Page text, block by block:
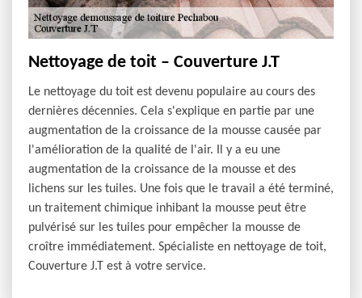
Nettoyage de toit – Couverture J.T
Le nettoyage du toit est devenu populaire au cours des
dernières décennies. Cela s'explique en partie par une
augmentation de la croissance de la mousse causée par
l'amélioration de la qualité de l'air. Il y a eu une
augmentation de la croissance de la mousse et des
lichens sur les tuiles. Une fois que le travail a été terminé,
un traitement chimique inhibant la mousse peut être
pulvérisé sur les tuiles pour empêcher la mousse de
croître immédiatement. Spécialiste en nettoyage de toit,
Couverture J.T est à votre service.